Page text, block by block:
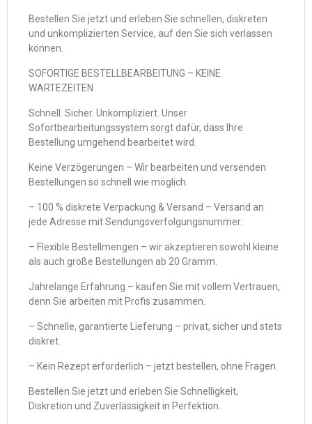
Bestellen Sie jetzt und erleben Sie schnellen, diskreten
und unkomplizierten Service, auf den Sie sich verlassen
können.
SOFORTIGE BESTELLBEARBEITUNG – KEINE
WARTEZEITEN
Schnell. Sicher. Unkompliziert. Unser
Sofortbearbeitungssystem sorgt dafür, dass Ihre
Bestellung umgehend bearbeitet wird.
Keine Verzögerungen – Wir bearbeiten und versenden
Bestellungen so schnell wie möglich.
– 100 % diskrete Verpackung & Versand – Versand an
jede Adresse mit Sendungsverfolgungsnummer.
– Flexible Bestellmengen – wir akzeptieren sowohl kleine
als auch große Bestellungen ab 20 Gramm.
Jahrelange Erfahrung – kaufen Sie mit vollem Vertrauen,
denn Sie arbeiten mit Profis zusammen.
– Schnelle, garantierte Lieferung – privat, sicher und stets
diskret.
– Kein Rezept erforderlich – jetzt bestellen, ohne Fragen.
Bestellen Sie jetzt und erleben Sie Schnelligkeit,
Diskretion und Zuverlässigkeit in Perfektion.